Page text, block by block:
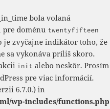
bola volaná
pre doménu twentyfifteen
je zvyčajne indikátor toho, že
sa vykonáva príliš skoro.
init alebo neskôr. Prosím
pre viac informácií.
6.7.0.) in
wp-includes/functions.php